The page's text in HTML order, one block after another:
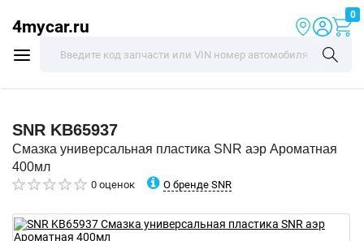
4mycar.ru
0
SNR KB65937
Смазка универсальная пластика SNR аэр Ароматная
400мл
0 оценок О бренде SNR